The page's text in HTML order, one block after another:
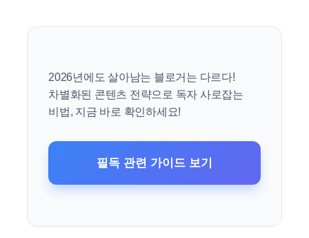
2026년에도 살아남는 블로거는 다르다!
차별화된 콘텐츠 전략으로 독자 사로잡는
비법, 지금 바로 확인하세요!
필독 관련 가이드 보기